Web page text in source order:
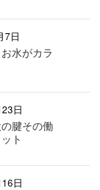
7日
水がカラ
日
腱その働
ト
日